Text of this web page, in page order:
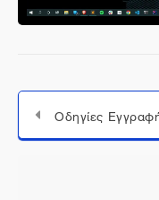
Μεταπήδηση σε...